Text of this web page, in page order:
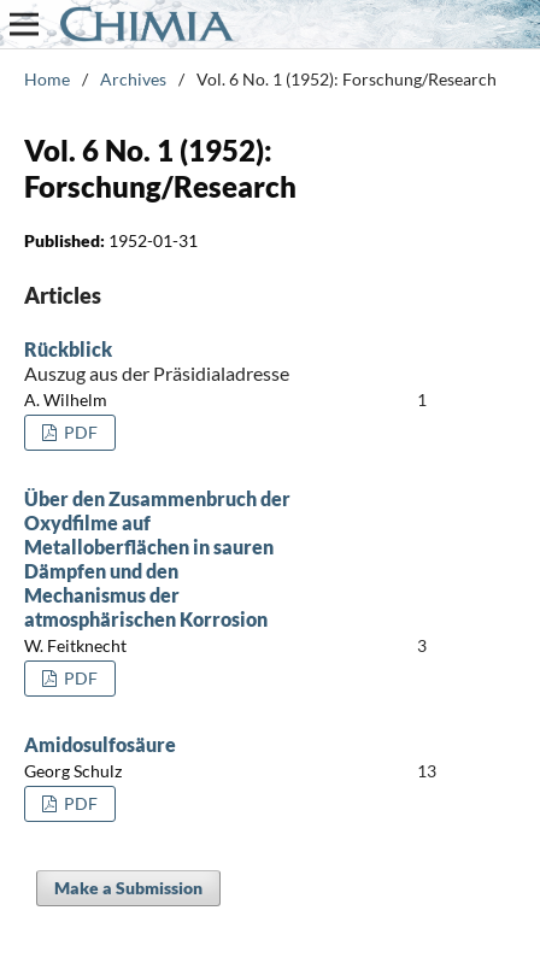
Home / Archives / Vol. 6 No. 1 (1952): Forschung/Research
Vol. 6 No. 1 (1952):
Forschung/Research
Published: 1952-01-31
Articles
Rückblick
Auszug aus der Präsidialadresse
A. Wilhelm
1
PDF
Über den Zusammenbruch der
Oxydfilme auf
Metalloberflächen in sauren
Dämpfen und den
Mechanismus der
atmosphärischen Korrosion
W. Feitknecht
3
PDF
Amidosulfosäure
Georg Schulz
13
PDF
Make a Submission